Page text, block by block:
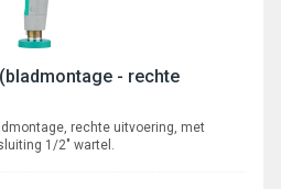
- rechte
rechte uitvoering, met
1/2" wartel.